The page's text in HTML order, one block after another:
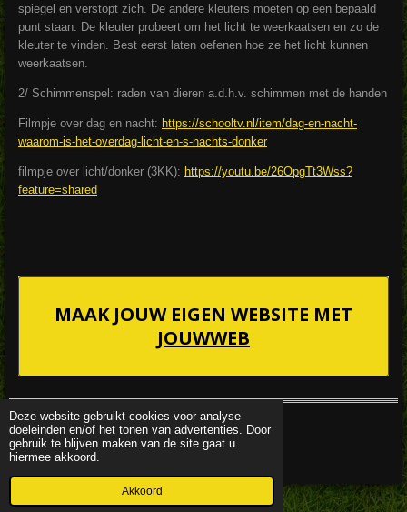
Deze website gebruikt cookies voor analyse-
doeleinden en/of het tonen van advertenties. Door
gebruik te blijven maken van de site gaat u
hiermee akkoord.
Akkoord
spiegel en verstopt zich. De andere kleuters moeten op een bepaald
punt staan. De kleuter probeert om het licht te weerkaatsen en zo de
kleuter te vinden. Best eerst laten oefenen hoe ze het licht kunnen
weerkaatsen.
2/ Schimmenspel: raden van dieren a.d.h.v. schimmen met de handen
Filmpje over dag en nacht: https://schooltv.nl/item/dag-en-nacht-
waarom-is-het-overdag-licht-en-s-nachts-donker
filmpje over licht/donker (3KK): https://youtu.be/26OpgTt3Wss?
feature=shared
MAAK JOUW EIGEN WEBSITE MET
JOUWWEB
© 2022 - 2026 mimiendekleuters
Powered byJouwWeb